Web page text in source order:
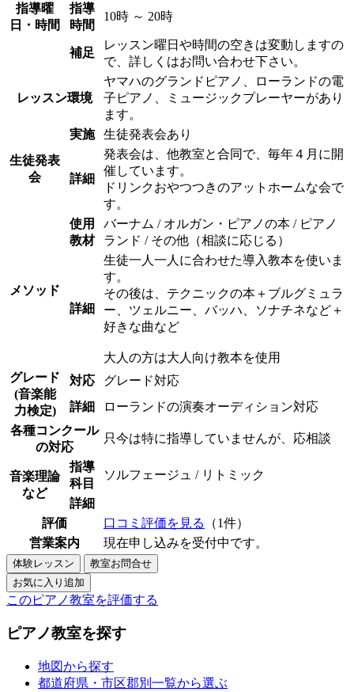
指導曜
日・時間
指導
時間
10時 ～ 20時
補足
レッスン曜日や時間の空きは変動しますの
で、詳しくはお問い合わせ下さい。
レッスン環境
ヤマハのグランドピアノ、ローランドの電
子ピアノ、ミュージックプレーヤーがあり
ます。
生徒発表
会
実施 生徒発表会あり
詳細
発表会は、他教室と合同で、毎年４月に開
催しています。
ドリンクおやつつきのアットホームな会で
す。
メソッド
使用
教材
バーナム / オルガン・ピアノの本 / ピアノ
ランド / その他（相談に応じる）
詳細
生徒一人一人に合わせた導入教本を使いま
す。
その後は、テクニックの本＋ブルグミュラ
ー、ツェルニー、バッハ、ソナチネなど＋
好きな曲など
大人の方は大人向け教本を使用
グレード
(音楽能
力検定)
対応
グレード対応
詳細
ローランドの演奏オーディション対応
各種コンクール
の対応
只今は特に指導していませんが、応相談
音楽理論
など
指導
科目
ソルフェージュ / リトミック
詳細
評価
口コミ評価を見る
（1件）
営業案内
現在申し込みを受付中です。
このピアノ教室を評価する
ピアノ教室を探す
地図から探す
都道府県・市区郡別一覧から選ぶ